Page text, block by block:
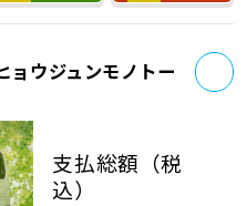
ョウジュンモノトー
支払総額 （税
込）